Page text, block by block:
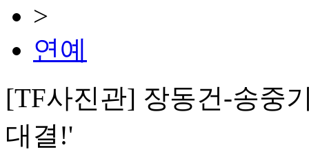
>
연예
[TF사진관] 장동건-송중
대결!'